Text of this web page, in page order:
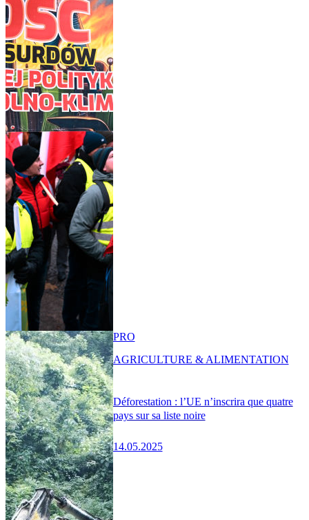
Déforestation : l’UE n’inscrira que quatre
pays sur sa liste noire
14.05.2025
PRO
AGRICULTURE & ALIMENTATION